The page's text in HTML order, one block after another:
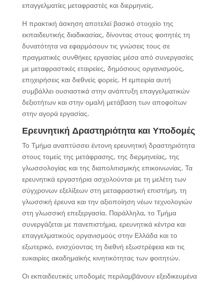
επαγγελματίες μεταφραστές και διερμηνείς.
Η πρακτική άσκηση αποτελεί βασικό στοιχείο της
εκπαιδευτικής διαδικασίας, δίνοντας στους φοιτητές τη
δυνατότητα να εφαρμόσουν τις γνώσεις τους σε
πραγματικές συνθήκες εργασίας μέσα από συνεργασίες
με μεταφραστικές εταιρείες, δημόσιους οργανισμούς,
επιχειρήσεις και διεθνείς φορείς. Η εμπειρία αυτή
συμβάλλει ουσιαστικά στην ανάπτυξη επαγγελματικών
δεξιοτήτων και στην ομαλή μετάβαση των αποφοίτων
στην αγορά εργασίας.
Ερευνητική Δραστηριότητα και Υποδομές
Το Τμήμα αναπτύσσει έντονη ερευνητική δραστηριότητα
στους τομείς της μετάφρασης, της διερμηνείας, της
γλωσσολογίας και της διαπολιτισμικής επικοινωνίας. Τα
ερευνητικά εργαστήρια ασχολούνται με τη μελέτη των
σύγχρονων εξελίξεων στη μεταφραστική επιστήμη, τη
γλωσσική έρευνα και την αξιοποίηση νέων τεχνολογιών
στη γλωσσική επεξεργασία. Παράλληλα, το Τμήμα
συνεργάζεται με πανεπιστήμια, ερευνητικά κέντρα και
επαγγελματικούς οργανισμούς στην Ελλάδα και το
εξωτερικό, ενισχύοντας τη διεθνή εξωστρέφεια και τις
ευκαιρίες ακαδημαϊκής κινητικότητας των φοιτητών.
Οι εκπαιδευτικές υποδομές περιλαμβάνουν εξειδικευμένα